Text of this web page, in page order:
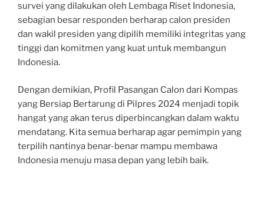
survei yang dilakukan oleh Lembaga Riset Indonesia,
sebagian besar responden berharap calon presiden
dan wakil presiden yang dipilih memiliki integritas yang
tinggi dan komitmen yang kuat untuk membangun
Indonesia.
Dengan demikian, Profil Pasangan Calon dari Kompas
yang Bersiap Bertarung di Pilpres 2024 menjadi topik
hangat yang akan terus diperbincangkan dalam waktu
mendatang. Kita semua berharap agar pemimpin yang
terpilih nantinya benar-benar mampu membawa
Indonesia menuju masa depan yang lebih baik.